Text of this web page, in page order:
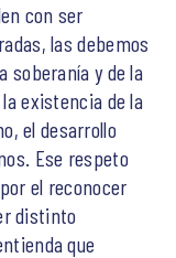
con ser
las debemos
soberanía y de la
existencia de la
el desarrollo
Ese respeto
el reconocer
distinto
que